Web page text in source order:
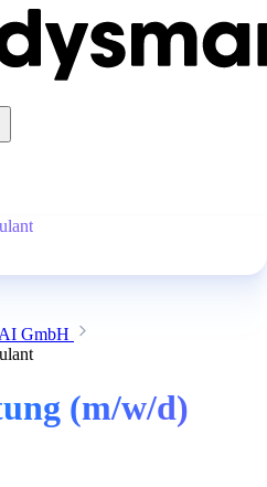
GmbH
(m/w/d)